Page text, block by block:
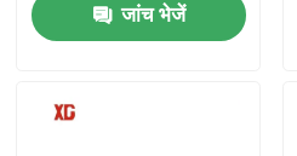
जांच भेजें